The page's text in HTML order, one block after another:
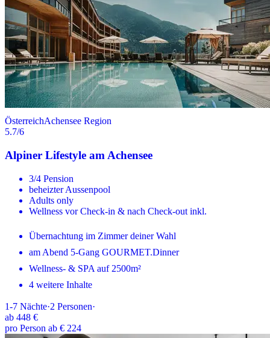
ÖsterreichAchensee Region
5.7/6
Alpiner Lifestyle am Achensee
3/4 Pension
beheizter Aussenpool
Adults only
Wellness vor Check-in & nach Check-out inkl.
Übernachtung im Zimmer deiner Wahl
am Abend 5-Gang GOURMET.Dinner
Wellness- & SPA auf 2500m²
4 weitere Inhalte
1-7 Nächte·2 Personen·
ab 448 €
pro Person ab € 224